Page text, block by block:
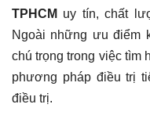
TPHCM uy tín, chất
Ngoài những ưu điểm
chú trọng trong việc tìm
phương pháp điều trị
điều trị.